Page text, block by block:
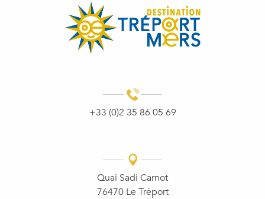
+33 (0)2 35 86 05 69
Quai Sadi Carnot
76470 Le Tréport